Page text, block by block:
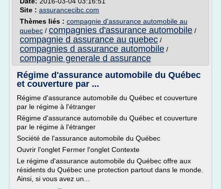
Site : assurancecibc.com
Thèmes liés : compagnie d'assurance automobile au
quebec / compagnies d'assurance automobile /
compagnie d assurance au quebec /
compagnies d assurance automobile /
compagnie generale d assurance
Régime d'assurance automobile du Québec
et couverture par ...
Régime d'assurance automobile du Québec et couverture
par le régime à l'étranger
Régime d'assurance automobile du Québec et couverture
par le régime à l'étranger
Société de l'assurance automobile du Québec
Ouvrir l'onglet Fermer l'onglet Contexte
Le régime d'assurance automobile du Québec offre aux
résidents du Québec une protection partout dans le monde.
Ainsi, si vous avez un...